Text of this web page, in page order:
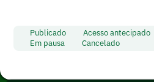
Publicado Acesso antecipado
Em pausa
Cancelado